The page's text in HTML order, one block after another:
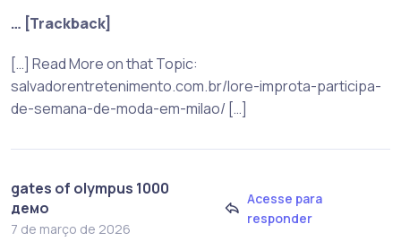
… [Trackback]
[…] Read More on that Topic:
salvadorentretenimento.com.br/lore-improta-participa-
de-semana-de-moda-em-milao/ […]
gates of olympus 1000
демо
7 de março de 2026
Acesse para
responder